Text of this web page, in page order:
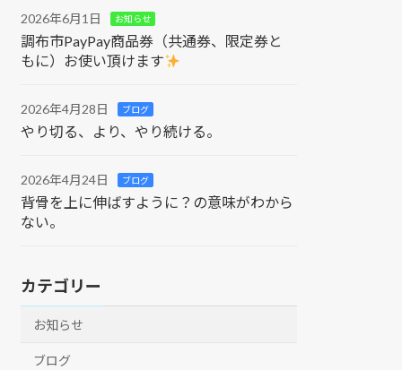
2026年6月1日 お知らせ
調布市PayPay商品券（共通券、限定券と
もに）お使い頂けます
2026年4月28日 ブログ
やり切る、より、やり続ける。
2026年4月24日 ブログ
背骨を上に伸ばすように？の意味がわから
ない。
カテゴリー
お知らせ
ブログ